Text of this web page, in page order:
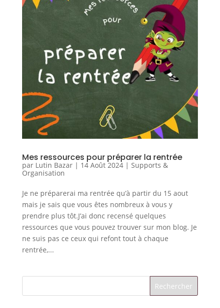
Mes ressources pour préparer la rentrée
par Lutin Bazar| 14 Août 2024| Supports &
Organisation
Je ne préparerai ma rentrée qu’à partir du 15 aout
mais je sais que vous êtes nombreux à vous y
prendre plus tôt.J’ai donc recensé quelques
ressources que vous pouvez trouver sur mon blog. Je
ne suis pas ce ceux qui refont tout à chaque
rentrée,...